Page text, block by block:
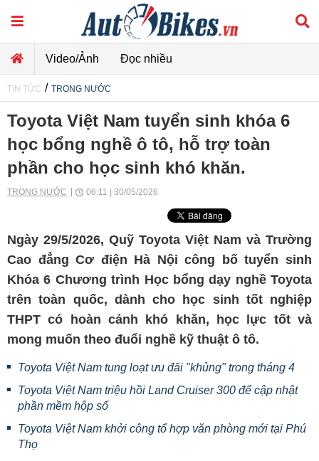
Video/Ảnh Đọc nhiều
TIN TỨC / TRONG NƯỚC
Toyota Việt Nam tuyển sinh khóa 6
học bổng nghề ô tô, hỗ trợ toàn
phần cho học sinh khó khăn.
TRONG NƯỚC 06:11 | 30/05/2026
Ngày 29/5/2026, Quỹ Toyota Việt Nam và Trường
Cao đẳng Cơ điện Hà Nội công bố tuyển sinh
Khóa 6 Chương trình Học bổng dạy nghề Toyota
trên toàn quốc, dành cho học sinh tốt nghiệp
THPT có hoàn cảnh khó khăn, học lực tốt và
mong muốn theo đuổi nghề kỹ thuật ô tô.
Toyota Việt Nam tung loạt ưu đãi "khủng" trong tháng 4
Toyota Việt Nam triệu hồi Land Cruiser 300 để cập nhật
phần mềm hộp số
Toyota Việt Nam khởi công tổ hợp văn phòng mới tại Phú
Thọ